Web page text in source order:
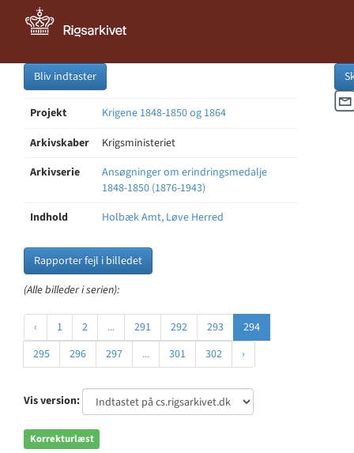
Bliv indtaster
Projekt
Krigene 1848-1850 og 1864
Arkivskaber
Krigsministeriet
Arkivserie
Ansøgninger om erindringsmedalje
1848-1850 (1876-1943)
Indhold
Holbæk Amt, Løve Herred
Rapporter fejl i billedet
(Alle billeder i serien):
‹ 1 2 ... 291 292 293
294
295
296 297 ... 301 302 ›
Vis version:
Korrekturlæst